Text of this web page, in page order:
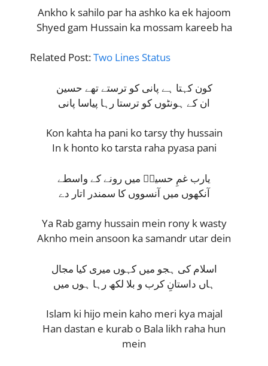
Ankho k sahilo par ha ashko ka ek hajoom
Shyed gam Hussain ka mossam kareeb ha
Related Post:Two Lines Status
کون کہتا ہے پانی کو ترستے تھے حسین
ان کے ہونٹوں کو ترستا رہا پیاسا پانی
Kon kahta ha pani ko tarsy thy hussain
In k honto ko tarsta raha pyasa pani
یارب غمِ حسینؑ میں رونے کے واسطے
آنکھوں میں آنسووں کا سمندر اتار دے
Ya Rab gamy hussain mein rony k wasty
Aknho mein ansoon ka samandr utar dein
اسلام کی ہجو میں کہوں میری کیا مجال
ہاں داستانِ کرب و بلا لکھ رہا ہوں میں
Islam ki hijo mein kaho meri kya majal
Han dastan e kurab o Bala likh raha hun
mein